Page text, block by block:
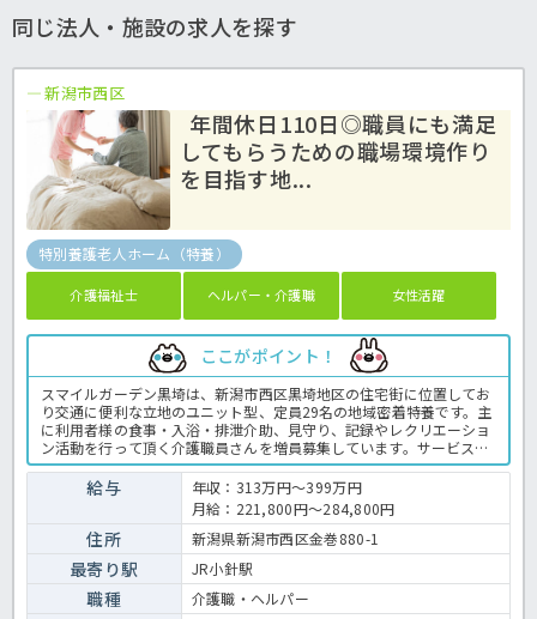
同じ法人・施設の求人を探す
新潟市西区
年間休日110日◎職員にも満足
してもらうための職場環境作り
を目指す地...
特別養護老人ホーム（特養）
介護福祉士 ヘルパー・介護職 女性活躍
ここがポイント！
スマイルガーデン黒埼は、新潟市西区黒埼地区の住宅街に位置してお
り交通に便利な立地のユニット型、定員29名の地域密着特養です。主
に利用者様の食事・入浴・排泄介助、見守り、記録やレクリエーショ
ン活動を行って頂く介護職員さんを増員募集しています。サービス残
業ゼロ◎有給消化の推奨など働きやすい環境作りに取り組んでいま
す。ご興味のある方はお気軽にほっ介護までお問合せ下さい。特養で
の介護業務全般です。 ＜介護職 正職員 特養の求人＞
給与
年収：313万円～399万円
月給：221,800円～284,800円
住所 新潟県新潟市西区金巻880-1
最寄り駅 JR小針駅
職種 介護職・ヘルパー